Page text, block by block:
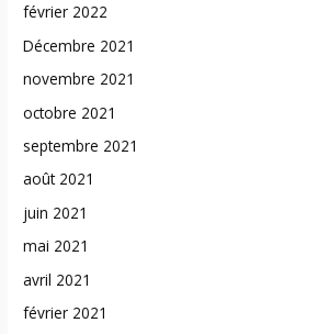
février 2022
Décembre 2021
novembre 2021
octobre 2021
septembre 2021
août 2021
juin 2021
mai 2021
avril 2021
février 2021